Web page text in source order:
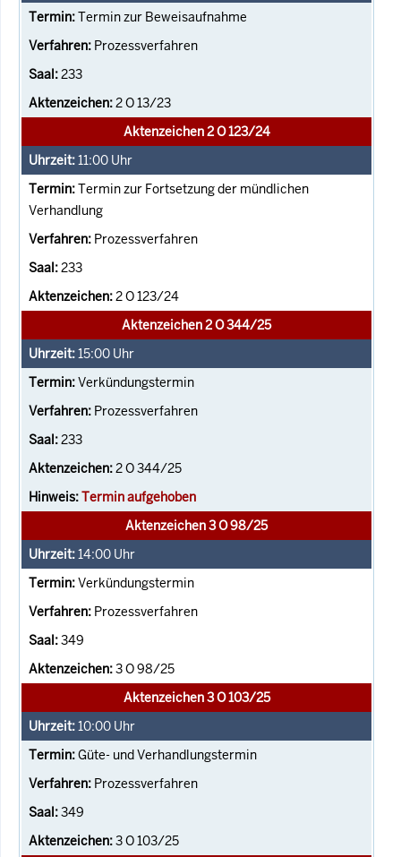
Termin zur Beweisaufnahme
Prozessverfahren
233
2 O 13/23
Aktenzeichen 2 O 123/24
11:00 Uhr
Termin zur Fortsetzung der mündlichen
Verhandlung
Prozessverfahren
233
2 O 123/24
Aktenzeichen 2 O 344/25
15:00 Uhr
Verkündungstermin
Prozessverfahren
233
2 O 344/25
Termin aufgehoben
Aktenzeichen 3 O 98/25
14:00 Uhr
Verkündungstermin
Prozessverfahren
349
3 O 98/25
Aktenzeichen 3 O 103/25
10:00 Uhr
Güte- und Verhandlungstermin
Prozessverfahren
349
3 O 103/25